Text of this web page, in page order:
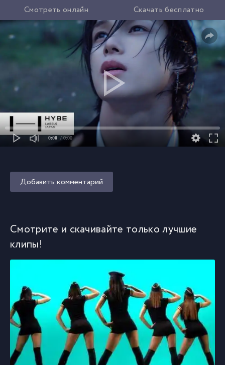
Смотреть онлайн Скачать бесплатно
0:00 / 0:00
Добавить комментарий
Смотрите и скачивайте только лучшие
клипы!